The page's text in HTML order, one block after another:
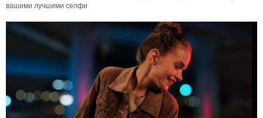
вашими лучшими селфи